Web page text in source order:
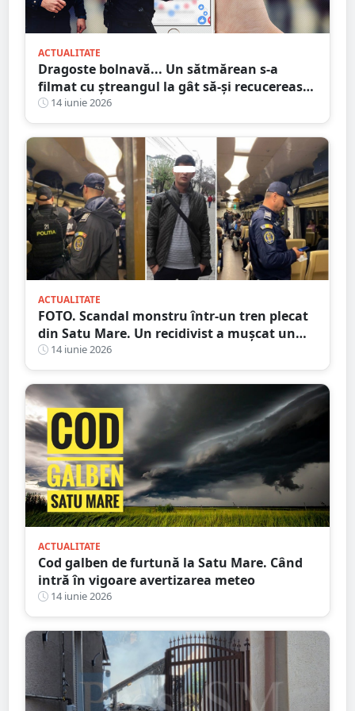
ACTUALITATE
Dragoste bolnavă... Un sătmărean s-a
filmat cu ștreangul la gât să-și recucerească
iubita. A făcut și accident
14 iunie 2026
ACTUALITATE
FOTO. Scandal monstru într-un tren plecat
din Satu Mare. Un recidivist a mușcat un
polițist de mână
14 iunie 2026
ACTUALITATE
Cod galben de furtună la Satu Mare. Când
intră în vigoare avertizarea meteo
14 iunie 2026